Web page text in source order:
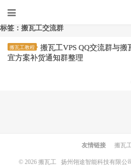
标签：搬瓦工交流群
搬瓦工教程
搬瓦工VPS QQ交流群与搬
宜方案补货通知群整理
友情链接 搬瓦
© 2026 搬瓦工扬州翎途智能科技有限公